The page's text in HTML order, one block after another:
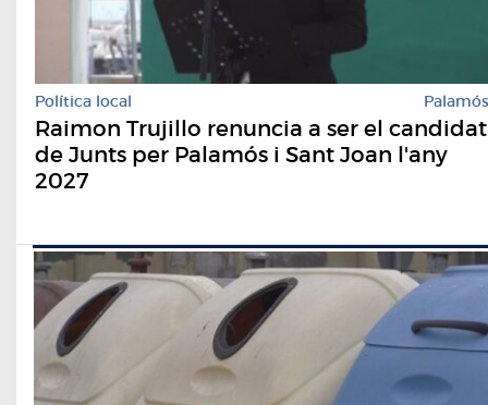
Política local Palamós
Raimon Trujillo renuncia a ser el candidat
de Junts per Palamós i Sant Joan l'any
2027